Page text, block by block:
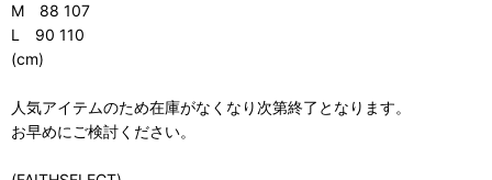
M 88 107
L 90 110
(cm)
人気アイテムのため在庫がなくなり次第終了となります。
お早めにご検討ください。